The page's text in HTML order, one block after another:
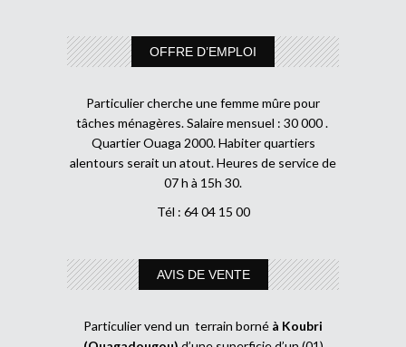
OFFRE D’EMPLOI
Particulier cherche une femme mûre pour
tâches ménagères. Salaire mensuel : 30 000 .
Quartier Ouaga 2000. Habiter quartiers
alentours serait un atout. Heures de service de
07 h à 15h 30.
Tél : 64 04 15 00
AVIS DE VENTE
Particulier vend un terrain borné à Koubri